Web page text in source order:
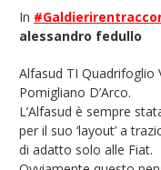
In
alessandro fedullo
Alfasud TI Quadrifoglio
Pomigliano D’Arco.
L’Alfasud è sempre
per il suo ‘layout’ a
di adatto solo alle Fiat.